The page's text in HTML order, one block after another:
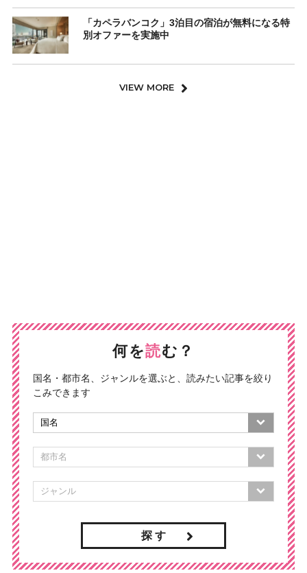
「カペラバンコク」3泊目の宿泊が無料になる特
別オファーを実施中
VIEW MORE
何を読む？
国名・都市名、ジャンルを選ぶと、読みたい記事を絞り
こみできます
探 す